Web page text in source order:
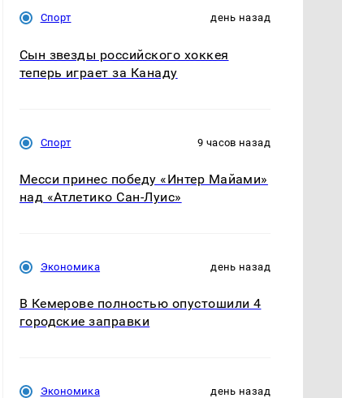
Спорт день назад
Сын звезды российского хоккея
теперь играет за Канаду
Спорт 9 часов назад
Месси принес победу «Интер Майами»
над «Атлетико Сан-Луис»
Экономика день назад
В Кемерове полностью опустошили 4
городские заправки
Экономика день назад